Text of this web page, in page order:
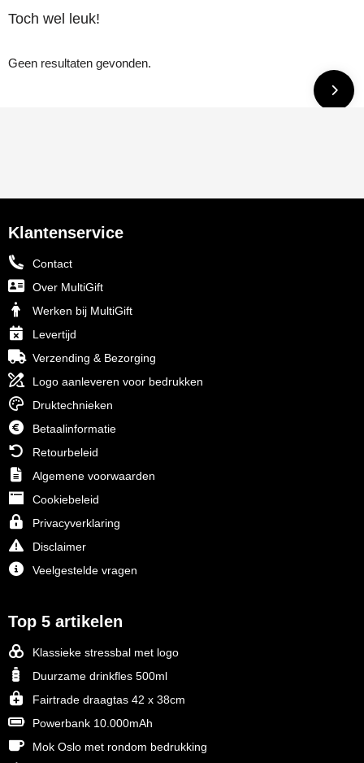
Toch wel leuk!
Geen resultaten gevonden.
Klantenservice
Contact
Over MultiGift
Werken bij MultiGift
Levertijd
Verzending & Bezorging
Logo aanleveren voor bedrukken
Druktechnieken
Betaalinformatie
Retourbeleid
Algemene voorwaarden
Cookiebeleid
Privacyverklaring
Disclaimer
Veelgestelde vragen
Top 5 artikelen
Klassieke stressbal met logo
Duurzame drinkfles 500ml
Fairtrade draagtas 42 x 38cm
Powerbank 10.000mAh
Mok Oslo met rondom bedrukking